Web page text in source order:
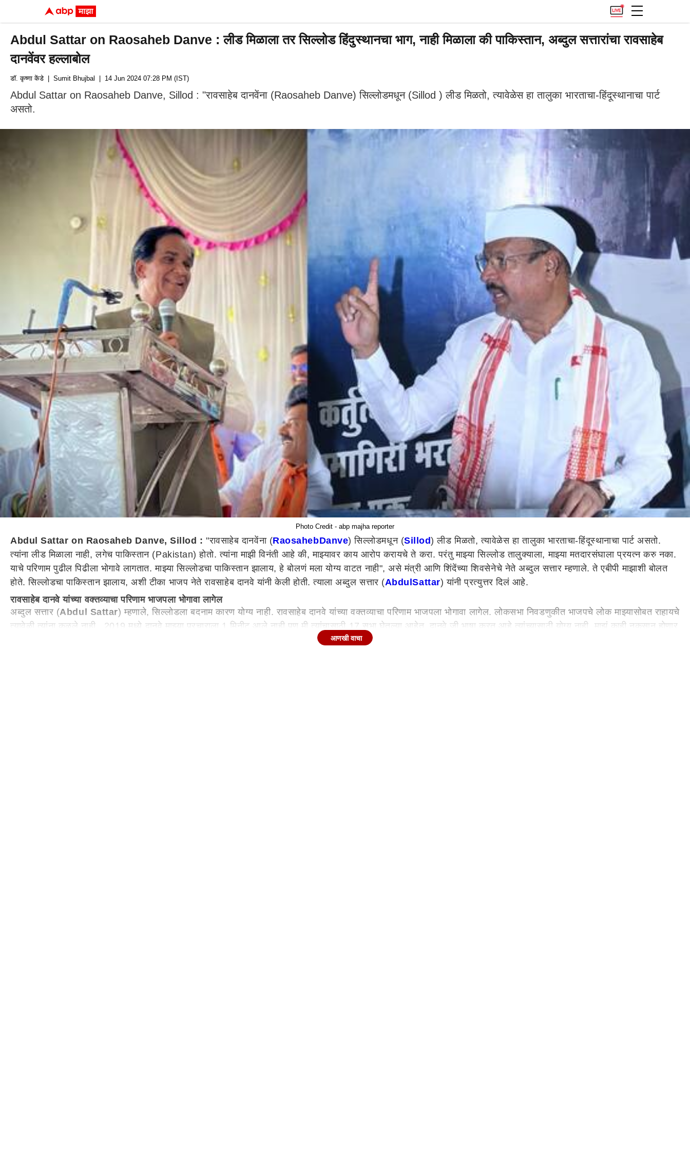
Abdul Sattar on Raosaheb Danve : लीड मिळाला तर सिल्लोड हिंदुस्थानचा भाग, नाही मिळाला की पाकिस्तान, अब्दुल सत्तारांचा रावसाहेब
दानवेंवर हल्लाबोल
डॉ. कृष्णा केंडे | Sumit Bhujbal | 14 Jun 2024 07:28 PM (IST)
Abdul Sattar on Raosaheb Danve, Sillod : "रावसाहेब दानवेंना (Raosaheb Danve) सिल्लोडमधून (Sillod ) लीड मिळतो, त्यावेळेस हा तालुका भारताचा-हिंदूस्थानाचा पार्ट
असतो.
Photo Credit - abp majha reporter
Abdul Sattar on Raosaheb Danve, Sillod : "रावसाहेब दानवेंना (RaosahebDanve) सिल्लोडमधून (Sillod) लीड मिळतो, त्यावेळेस हा तालुका भारताचा-हिंदूस्थानाचा पार्ट असतो.
त्यांना लीड मिळाला नाही, लगेच पाकिस्तान (Pakistan) होतो. त्यांना माझी विनंती आहे की, माझ्यावर काय आरोप करायचे ते करा. परंतु माझ्या सिल्लोड तालु्क्याला, माझ्या मतदारसंघाला प्रयत्न करु नका.
याचे परिणाम पुढील पिढीला भोगावे लागतात. माझ्या सिल्लोडचा पाकिस्तान झालाय, हे बोलणं मला योग्य वाटत नाही", असे मंत्री आणि शिंदेंच्या शिवसेनेचे नेते अब्दुल सत्तार म्हणाले. ते एबीपी माझाशी बोलत
होते. सिल्लोडचा पाकिस्तान झालाय, अशी टीका भाजप नेते रावसाहेब दानवे यांनी केली होती. त्याला अब्दुल सत्तार (AbdulSattar) यांनी प्रत्युत्तर दिलं आहे.
रावसाहेब दानवे यांच्या वक्तव्याचा परिणाम भाजपला भोगावा लागेल
अब्दुल सत्तार (Abdul Sattar) म्हणाले, सिल्लोडला बदनाम कारण योग्य नाही. रावसाहेब दानवे यांच्या वक्तव्याचा परिणाम भाजपला भोगावा लागेल. लोकसभा निवडणुकीत भाजपचे लोक माझ्यासोबत राहायचे
त्यावेळी त्यांना कळले नाही. 2019 मध्ये दानवे माझ्या प्रचाराला 1 मिनीट आले नाही,पण मी त्यांचासाठी 17 सभा घेतल्या आहेत. दानवे जी भाषा करत आहे त्यांच्यासाठी योग्य नाही, माझं काही नुकसान होणार
नाही. त्यांच्या अशा वक्तव्याने हिंदू लोकांना काय वाटत असेल? एवढे वर्षे निवडून आल्यावर त्यांना सिल्लोड पाकिस्तान वाटला नाही, असंही अब्दुल सत्तार यांनी म्हटलंय.
आणखी वाचा